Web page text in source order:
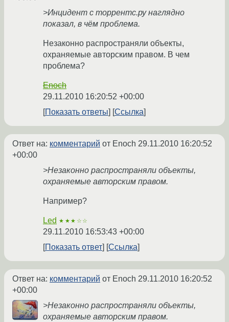
>Инцидент с торрентс.ру наглядно
показал, в чём проблема.
Незаконно распространяли объекты,
охраняемые авторским правом. В чем
проблема?
Enoch
29.11.2010 16:20:52 +00:00
Показать ответы
Ссылка
Ответ на: комментарий от Enoch 29.11.2010 16:20:52
+00:00
>Незаконно распространяли объекты,
охраняемые авторским правом.
Например?
Led ★★★☆☆
29.11.2010 16:53:43 +00:00
Показать ответ
Ссылка
Ответ на: комментарий от Enoch 29.11.2010 16:20:52
+00:00
>Незаконно распространяли объекты,
охраняемые авторским правом.